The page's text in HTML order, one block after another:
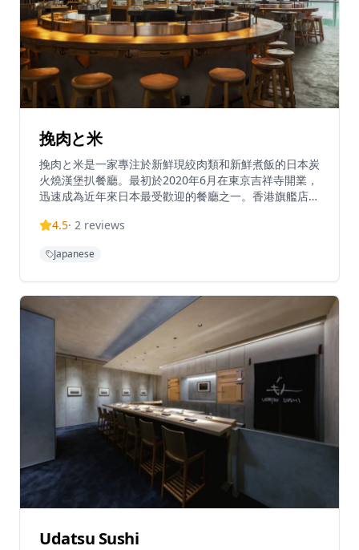
挽肉と米
挽肉と米是一家專注於新鮮現絞肉類和新鮮煮飯的日本炭
火燒漢堡扒餐廳。最初於2020年6月在東京吉祥寺開業，
迅速成為近年來日本最受歡迎的餐廳之一。香港旗艦店於
個核心原則：新鮮現絞、新鮮現烤、新鮮現煮。餐廳以其
餐概念，吸引了整個亞洲的美食愛好者。ifc商場分店每
預訂，未來7天的名額於每天上午10:00開放。餐廳保持
高標準的質量和新鮮度，旨在成為百年老店，而非快速擴
張。
4.5· 2 reviews
Japanese
Udatsu Sushi